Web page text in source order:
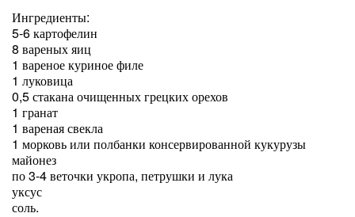
Ингредиенты:
5-6 картофелин
8 вареных яиц
1 вареное куриное филе
1 луковица
0,5 стакана очищенных грецких орехов
1 гранат
1 вареная свекла
1 морковь или полбанки консервированной кукурузы
майонез
по 3-4 веточки укропа, петрушки и лука
уксус
соль.